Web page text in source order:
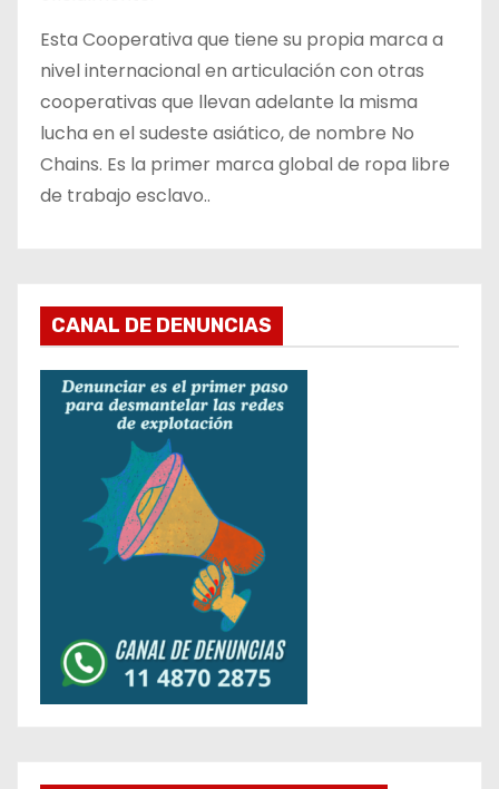
Esta Cooperativa que tiene su propia marca a
nivel internacional en articulación con otras
cooperativas que llevan adelante la misma
lucha en el sudeste asiático, de nombre No
Chains. Es la primer marca global de ropa libre
de trabajo esclavo..
CANAL DE DENUNCIAS